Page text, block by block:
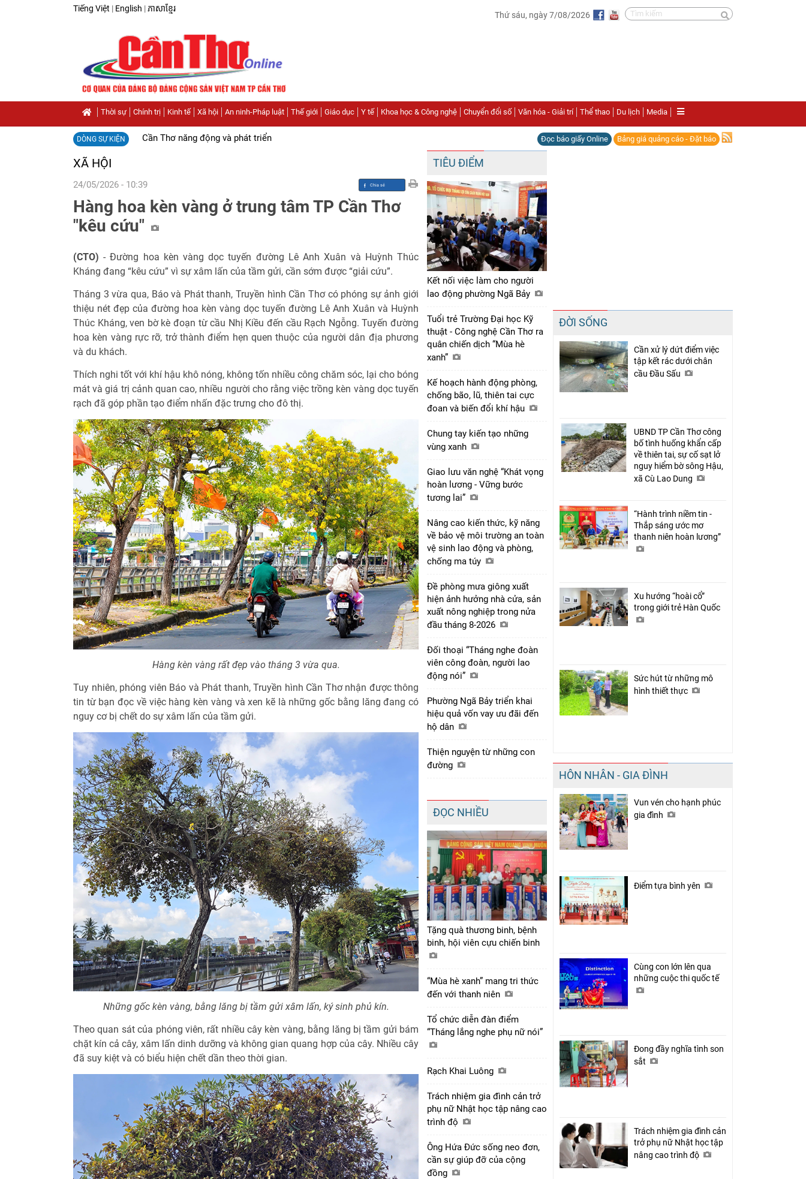
Tiếng Việt | English | ភាសាខ្មែរ
Thứ sáu, ngày 7/08/2026
Thời sự Chính trị Kinh tế Xã hội An ninh-Pháp luật Thế giới Giáo dục Y tế Khoa học & Công nghệ Chuyển đổi số Văn hóa - Giải trí Thể thao Du lịch Media
DÒNG SỰ KIỆN Cần Thơ năng động và phát triển Đọc báo giấy Online Bảng giá quảng cáo - Đặt báo
XÃ HỘI
24/05/2026 - 10:39
Chia sẻ
Facebook
Hàng hoa kèn vàng ở trung tâm TP Cần Thơ
"kêu cứu"
(CTO) - Đường hoa kèn vàng dọc tuyến đường Lê Anh Xuân và Huỳnh Thúc
Kháng đang “kêu cứu” vì sự xâm lấn của tầm gửi, cần sớm được “giải cứu”.
Tháng 3 vừa qua, Báo và Phát thanh, Truyền hình Cần Thơ có phóng sự ảnh giới
thiệu nét đẹp của đường hoa kèn vàng dọc tuyến đường Lê Anh Xuân và Huỳnh
Thúc Kháng, ven bờ kè đoạn từ cầu Nhị Kiều đến cầu Rạch Ngỗng. Tuyến đường
hoa kèn vàng rực rỡ, trở thành điểm hẹn quen thuộc của người dân địa phương
và du khách.
Thích nghi tốt với khí hậu khô nóng, không tốn nhiều công chăm sóc, lại cho bóng
mát và giá trị cảnh quan cao, nhiều người cho rằng việc trồng kèn vàng dọc tuyến
rạch đã góp phần tạo điểm nhấn đặc trưng cho đô thị.
Hàng kèn vàng rất đẹp vào tháng 3 vừa qua.
Tuy nhiên, phóng viên Báo và Phát thanh, Truyền hình Cần Thơ nhận được thông
tin từ bạn đọc về việc hàng kèn vàng và xen kẽ là những gốc bằng lăng đang có
nguy cơ bị chết do sự xâm lấn của tầm gửi.
Những gốc kèn vàng, bằng lăng bị tầm gửi xâm lấn, ký sinh phủ kín.
Theo quan sát của phóng viên, rất nhiều cây kèn vàng, bằng lăng bị tầm gửi bám
chặt kín cả cây, xâm lấn dinh dưỡng và không gian quang hợp của cây. Nhiều cây
đã suy kiệt và có biểu hiện chết dần theo thời gian.
TIÊU ĐIỂM
Kết nối việc làm cho người
lao động phường Ngã Bảy
Tuổi trẻ Trường Đại học Kỹ
thuật - Công nghệ Cần Thơ ra
quân chiến dịch “Mùa hè
xanh”
Kế hoạch hành động phòng,
chống bão, lũ, thiên tai cực
đoan và biến đổi khí hậu
Chung tay kiến tạo những
vùng xanh
Giao lưu văn nghệ “Khát vọng
hoàn lương - Vững bước
tương lai”
Nâng cao kiến thức, kỹ năng
về bảo vệ môi trường an toàn
vệ sinh lao động và phòng,
chống ma túy
Đề phòng mưa giông xuất
hiện ảnh hưởng nhà cửa, sản
xuất nông nghiệp trong nửa
đầu tháng 8-2026
Đối thoại “Tháng nghe đoàn
viên công đoàn, người lao
động nói”
Phường Ngã Bảy triển khai
hiệu quả vốn vay ưu đãi đến
hộ dân
Thiện nguyện từ những con
đường
ĐỌC NHIỀU
Tặng quà thương binh, bệnh
binh, hội viên cựu chiến binh
“Mùa hè xanh” mang tri thức
đến với thanh niên
Tổ chức diễn đàn điểm
“Tháng lắng nghe phụ nữ nói”
Rạch Khai Luông
Trách nhiệm gia đình cản trở
phụ nữ Nhật học tập nâng cao
trình độ
Ông Hứa Đức sống neo đơn,
cần sự giúp đỡ của cộng
đồng
ĐỜI SỐNG
Cần xử lý dứt điểm việc
tập kết rác dưới chân
cầu Đầu Sấu
UBND TP Cần Thơ công
bố tình huống khẩn cấp
về thiên tai, sự cố sạt lở
nguy hiểm bờ sông Hậu,
xã Cù Lao Dung
“Hành trình niềm tin -
Thắp sáng ước mơ
thanh niên hoàn lương”
Xu hướng “hoài cổ”
trong giới trẻ Hàn Quốc
Sức hút từ những mô
hình thiết thực
HÔN NHÂN - GIA ĐÌNH
Vun vén cho hạnh phúc
gia đình
Điểm tựa bình yên
Cùng con lớn lên qua
những cuộc thi quốc tế
Đong đầy nghĩa tình son
sắt
Trách nhiệm gia đình cản
trở phụ nữ Nhật học tập
nâng cao trình độ